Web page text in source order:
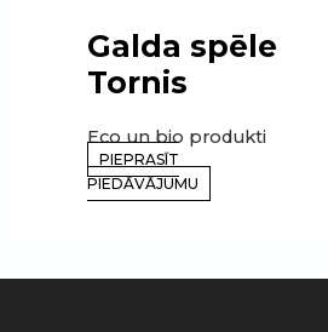
Galda spēle
Tornis
Eco un bio produkti
PIEPRASĪT
PIEDĀVĀJUMU